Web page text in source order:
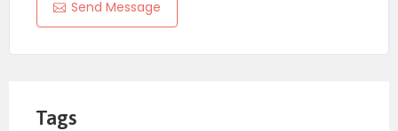
Send Message
Tags